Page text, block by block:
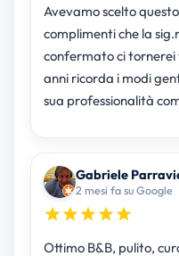
Avevamo scelto
complimenti che la
confermato ci tornerei
anni ricorda i modi
sua professionalità
Gabriele
2 mesi fa su Google
Ottimo B&B, pulito,